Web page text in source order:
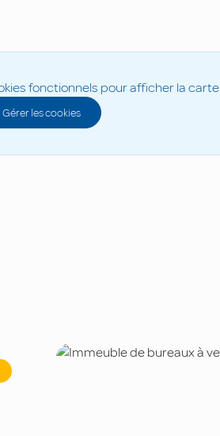
fonctionnels pour afficher la carte
Gérer les cookies